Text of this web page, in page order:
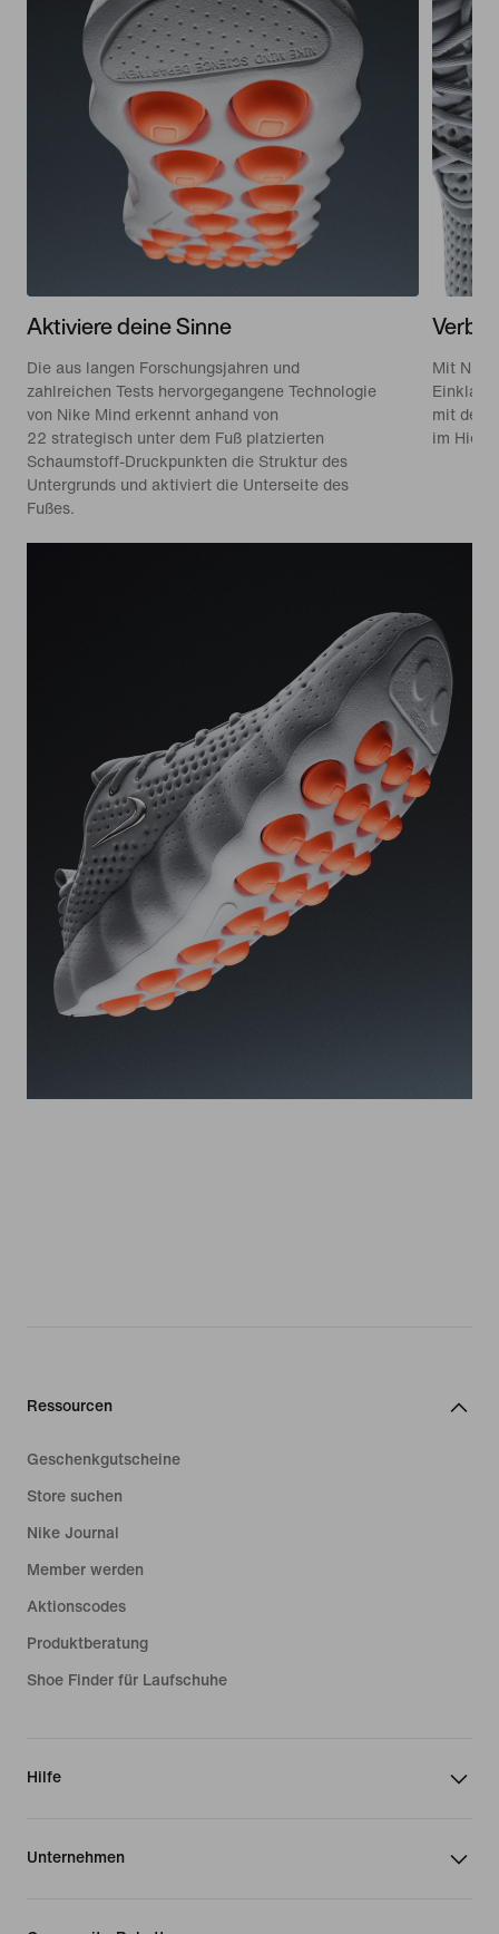
Aktiviere deine Sinne
Die aus langen Forschungsjahren und
zahlreichen Tests hervorgegangene Technologie
von Nike Mind erkennt anhand von
22 strategisch unter dem Fuß platzierten
Schaumstoff-Druckpunkten die Struktur des
Untergrunds und aktiviert die Unterseite des
Fußes.
Mit Nike
mit der
im Hier
Ressourcen
Geschenkgutscheine
Store suchen
Nike Journal
Member werden
Aktionscodes
Produktberatung
Shoe Finder für Laufschuhe
Hilfe
Unternehmen